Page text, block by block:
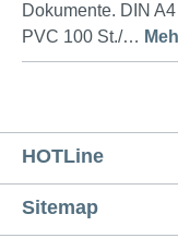
Dokumente. DIN
PVC 100 St./…
HOTLine
Sitemap